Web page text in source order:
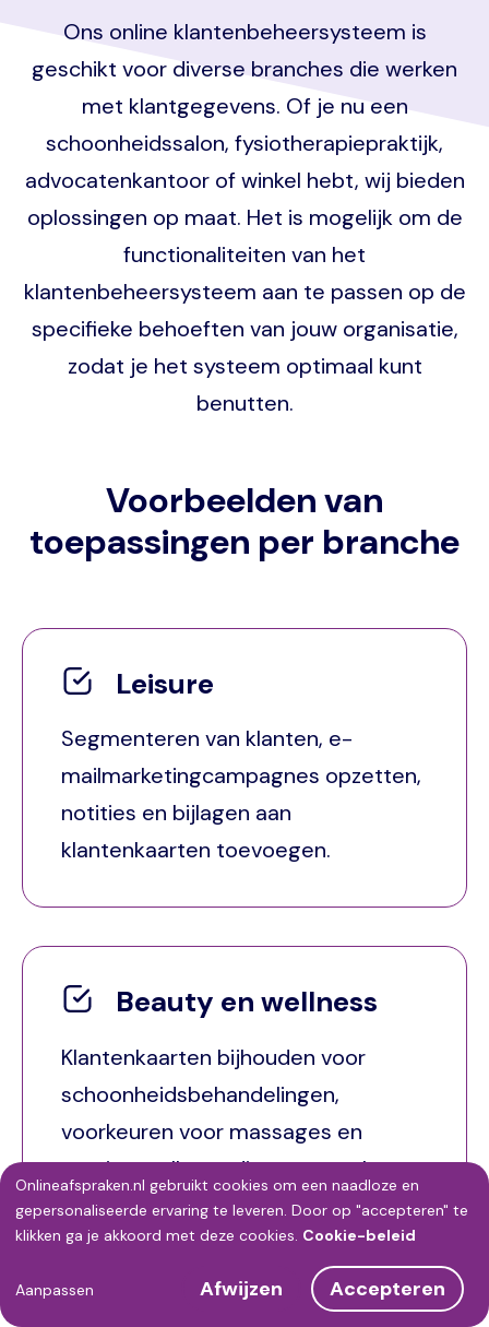
Ons online klantenbeheersysteem is
geschikt voor diverse branches die werken
met klantgegevens. Of je nu een
schoonheidssalon, fysiotherapiepraktijk,
advocatenkantoor of winkel hebt, wij bieden
oplossingen op maat. Het is mogelijk om de
functionaliteiten van het
klantenbeheersysteem aan te passen op de
specifieke behoeften van jouw organisatie,
zodat je het systeem optimaal kunt
benutten.
Voorbeelden van
toepassingen per branche
Leisure
Segmenteren van klanten, e-
mailmarketingcampagnes opzetten,
notities en bijlagen aan
klantenkaarten toevoegen.
Beauty en wellness
Klantenkaarten bijhouden voor
schoonheidsbehandelingen,
voorkeuren voor massages en
overige wellness diensten opslaan,
klant nieuwe afspraken laten
inplannen.
Gebruik
van
persoonsgegevens
Onlineafspraken.nl gebruikt cookies om een naadloze en
gepersonaliseerde ervaring te leveren. Door op "accepteren" te
klikken ga je akkoord met deze cookies. Cookie-beleid
Aanpassen Afwijzen Accepteren